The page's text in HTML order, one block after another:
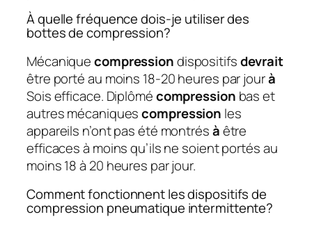
À quelle fréquence dois-je utiliser des
bottes de compression?
Mécaniquecompressiondispositifsdevrait
être porté au moins 18-20 heures par jourà
Sois efficace. Diplômécompression bas et
autres mécaniquescompression les
appareils n’ont pas été montrésàêtre
efficaces à moins qu’ils ne soient portés au
moins 18 à 20 heures par jour.
Comment fonctionnent les dispositifs de
compression pneumatique intermittente?